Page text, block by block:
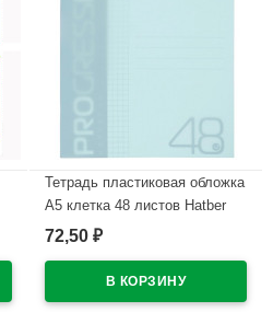
Тетрадь пластиковая обложка
А5 клетка 48 листов Hatber
Прогрессив (PROGRESSIVE)
72,50 ₽